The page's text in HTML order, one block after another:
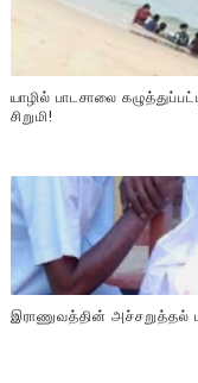
யாழில் பாடசாலை
சிறுமி!
இராணுவத்தின் அச்சறுத்தல்